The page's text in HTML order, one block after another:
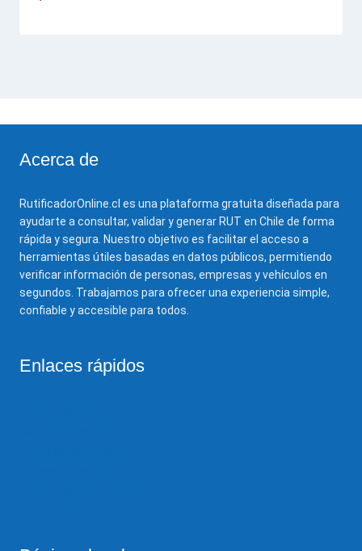
Acerca de
RutificadorOnline.cl es una plataforma gratuita diseñada para
ayudarte a consultar, validar y generar RUT en Chile de forma
rápida y segura. Nuestro objetivo es facilitar el acceso a
herramientas útiles basadas en datos públicos, permitiendo
verificar información de personas, empresas y vehículos en
segundos. Trabajamos para ofrecer una experiencia simple,
confiable y accesible para todos.
Enlaces rápidos